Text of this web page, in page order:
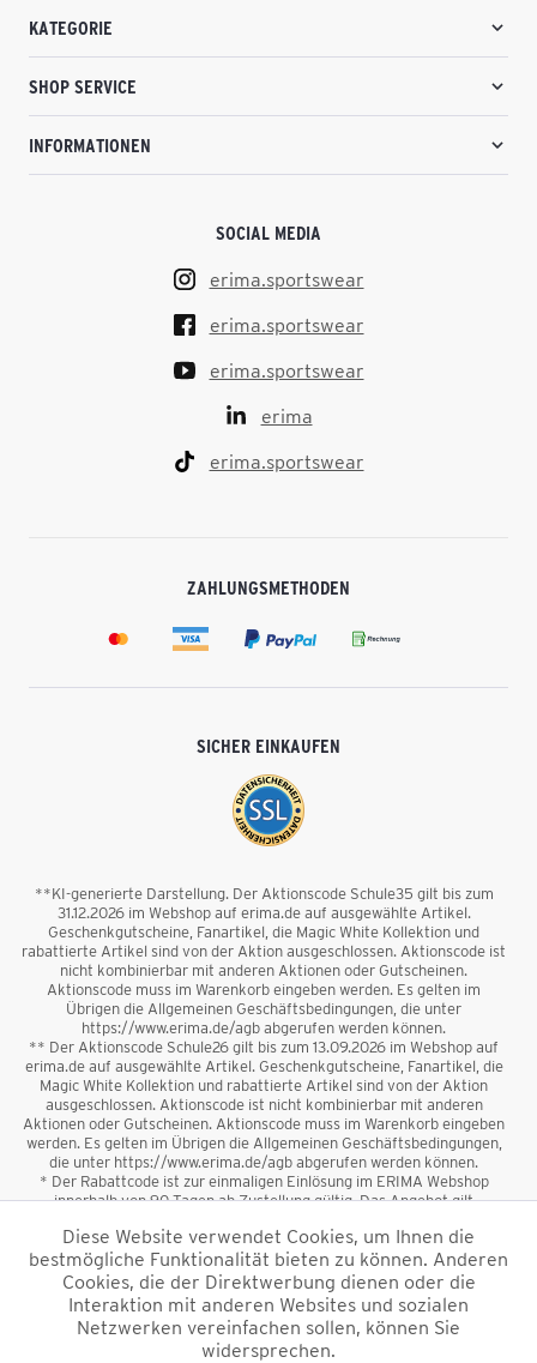
KATEGORIE
SHOP SERVICE
INFORMATIONEN
SOCIAL MEDIA
erima.sportswear
erima.sportswear
erima.sportswear
erima
erima.sportswear
ZAHLUNGSMETHODEN
SICHER EINKAUFEN
**KI-generierte Darstellung. Der Aktionscode Schule35 gilt bis zum
31.12.2026 im Webshop auf erima.de auf ausgewählte Artikel.
Geschenkgutscheine, Fanartikel, die Magic White Kollektion und
rabattierte Artikel sind von der Aktion ausgeschlossen. Aktionscode ist
nicht kombinierbar mit anderen Aktionen oder Gutscheinen.
Aktionscode muss im Warenkorb eingeben werden. Es gelten im
Übrigen die Allgemeinen Geschäftsbedingungen, die unter
https://www.erima.de/agb abgerufen werden können.
** Der Aktionscode Schule26 gilt bis zum 13.09.2026 im Webshop auf
erima.de auf ausgewählte Artikel. Geschenkgutscheine, Fanartikel, die
Magic White Kollektion und rabattierte Artikel sind von der Aktion
ausgeschlossen. Aktionscode ist nicht kombinierbar mit anderen
Aktionen oder Gutscheinen. Aktionscode muss im Warenkorb eingeben
werden. Es gelten im Übrigen die Allgemeinen Geschäftsbedingungen,
die unter https://www.erima.de/agb abgerufen werden können.
* Der Rabattcode ist zur einmaligen Einlösung im ERIMA Webshop
innerhalb von 90 Tagen ab Zustellung gültig. Das Angebot gilt
sowie Geschenkgutscheine sind vom Rabatt ausgeschlossen. Der
Rabattcode ist nicht mit anderen Aktionen oder Gutscheinen
kombinierbar. Der Mindestbestellwert beträgt 50 €
*Alle Preise verstehen sich inkl. Mehrwertsteuer und zzgl.
und ggf. Nachnahmegebühren, wenn nicht anders
Diese Website verwendet Cookies, um Ihnen die
bestmögliche Funktionalität bieten zu können. Anderen
Cookies, die der Direktwerbung dienen oder die
Interaktion mit anderen Websites und sozialen
Netzwerken vereinfachen sollen, können Sie
widersprechen.